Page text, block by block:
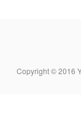
Copyright © 2016